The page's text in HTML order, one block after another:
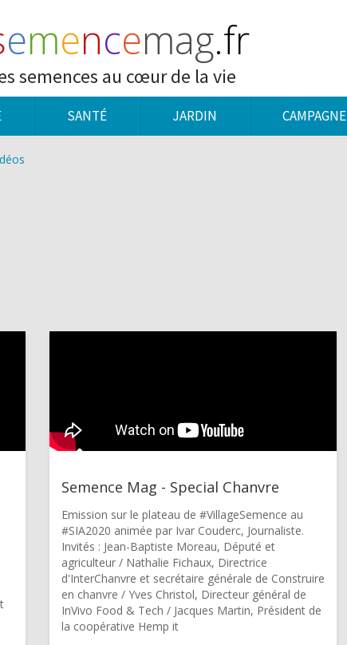
Semence Mag - Special Chanvre
Emission sur le plateau de #VillageSemence au
#SIA2020 animée par Ivar Couderc, Journaliste.
Invités : Jean-Baptiste Moreau, Député et
agriculteur / Nathalie Fichaux, Directrice
d'InterChanvre et secrétaire générale de Construire
en chanvre / Yves Christol, Directeur général de
InVivo Food & Tech / Jacques Martin, Président de
la coopérative Hemp it
emencemag.fr
semences au cœur de la vie
SANTÉ JARDIN CAMPAGNE